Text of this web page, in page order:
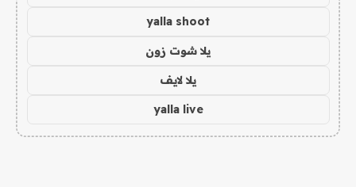
yalla shoot
يلا شوت زون
يلا لايف
yalla live